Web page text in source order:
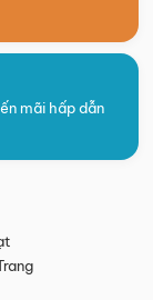
mãi hấp dẫn